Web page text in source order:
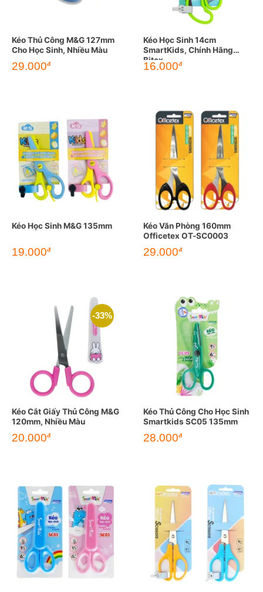
Kéo Thủ Công M&G 127mm
Cho Học Sinh, Nhiều Màu
29.000đ
Kéo Học Sinh 14cm
SmartKids, Chính Hãng
Bitex
16.000đ
Kéo Học Sinh M&G 135mm
19.000đ
Kéo Văn Phòng 160mm
Officetex OT-SC0003
29.000đ
-33%
Kéo Cắt Giấy Thủ Công M&G
120mm, Nhiều Màu
Giá
gốc
20.000đGiá
Kéo Thủ Công Cho Học Sinh
Smartkids SC05 135mm
28.000đ